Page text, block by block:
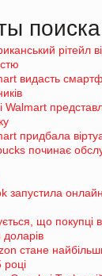
поиска
рітейл
видасть
Walmart
придбала
починає
запустила
що покупці
стане
році